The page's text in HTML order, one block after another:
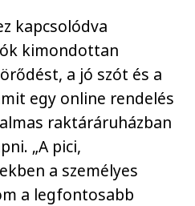
kapcsolódva
kimondottan
a jó szót és a
egy online rendelés
raktáráruházban
„A pici,
a személyes
a legfontosabb